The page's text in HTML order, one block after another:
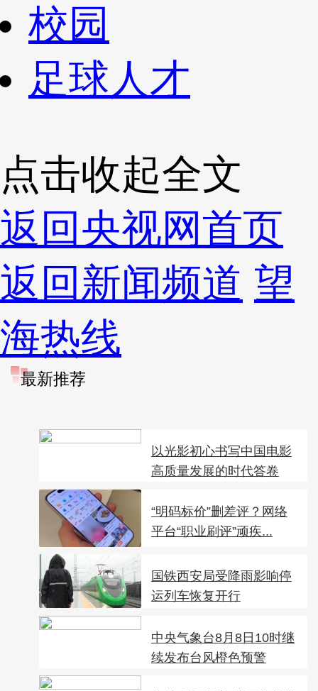
校园
足球人才
点击收起全文
返回央视网首页
返回新闻频道 望
海热线
最新推荐
以光影初心书写中国电影
高质量发展的时代答卷
“明码标价”删差评？网络
平台“职业刷评”顽疾...
国铁西安局受降雨影响停
运列车恢复开行
中央气象台8月8日10时继
续发布台风橙色预警